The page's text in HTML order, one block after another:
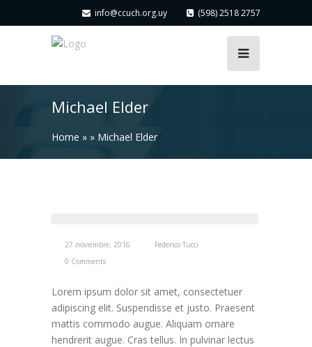
info@ccuch.org.uy (598) 2518 2757
Michael Elder
Home » » Michael Elder
27 noviembre, 2016
Federico Tucci
0 Comments
Lorem ipsum dolor sit amet, consectetuer
adipiscing elit. Suspendisse et justo. Praesent
mattis commodo augue. Aliquam ornare
hendrerit augue. Cras tellus. In pulvinar lectus